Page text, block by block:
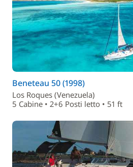
Beneteau 50 (1998)
Los Roques (Venezuela)
5 Cabine • 2+6 Posti letto • 51 ft